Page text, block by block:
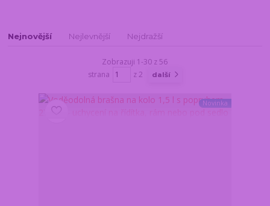
Nejnovější Nejlevnější Nejdražší
Zobrazuji 1-30 z 56
strana
z 2 další
Novinka